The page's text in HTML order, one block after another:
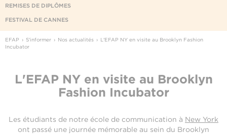
REMISES DE DIPLÔMES
FESTIVAL DE CANNES
EFAP S'informer Nos actualités
L'EFAP NY en visite au Brooklyn Fashion
Incubator
L'EFAP NY en visite au Brooklyn
Fashion Incubator
Les étudiants de notre école de communication à New York
ont passé une journée mémorable au sein du Brooklyn